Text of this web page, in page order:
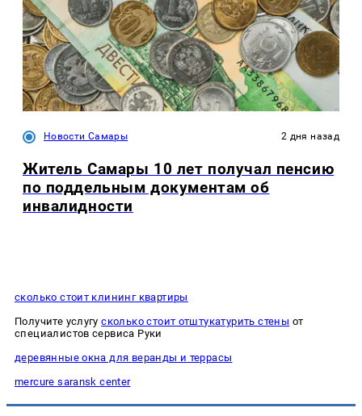
Новости Самары 2 дня назад
Житель Самары 10 лет получал пенсию
по поддельным документам об
инвалидности
сколько стоит клининг квартиры
Получите услугусколько стоит отштукатурить стены от
специалистов сервиса Руки
деревянные окна для веранды и террасы
mercure saransk center